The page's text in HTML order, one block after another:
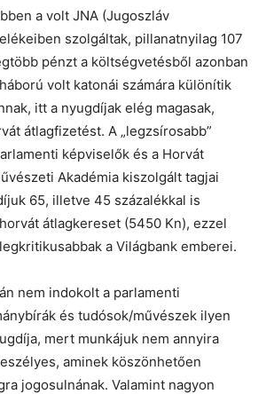
a volt JNA (Jugoszláv
szolgáltak, pillanatnyilag 107
pénzt a költségvetésből azonban
volt katonái számára különítik
itt a nyugdíjak elég magasak,
átlagfizetést. A „legzsírosabb”
képviselők és a Horvát
Akadémia kiszolgált tagjai
65, illetve 45 százalékkal is
átlagkereset (5450 Kn), ezzel
a Világbank emberei.
nem indokolt a parlamenti
és tudósok/művészek ilyen
mert munkájuk nem annyira
aminek köszönhetően
jogosulnának. Valamint nagyon